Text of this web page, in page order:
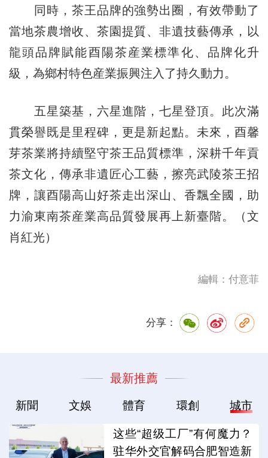
同時，茶王品牌的強勢出圈，有效帶動了
當地茶農增收、茶園提質、非遺技藝傳承，以
龍頭品牌賦能酉陽茶産業標準化、品牌化升
級，為鄉村特色産業振興注入了持久動力。
五星築基，六星進階，七星登頂。此次滿
貫榮譽既是里程碑，更是新起點。未來，酉馨
芽茶業將持續堅守茶王品質標準，深耕千年貢
茶文化，傳承非遺匠心工藝，擦亮武陵茶王招
牌，讓酉陽高山好茶走出深山、香飄全國，助
力渝東南茶産業高品質發展再上新臺階。（文
肖紅光）
編輯：付意菲
分享：
最新推薦
新聞 文娛 體育 環創 城市
这些“超级工厂”有何魔力？
驻华外交官解码合肥智造新